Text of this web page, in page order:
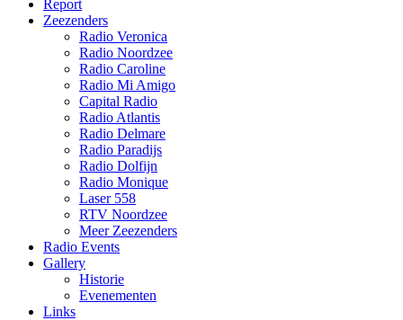
Report
Zeezenders
Radio Veronica
Radio Noordzee
Radio Caroline
Radio Mi Amigo
Capital Radio
Radio Atlantis
Radio Delmare
Radio Paradijs
Radio Dolfijn
Radio Monique
Laser 558
RTV Noordzee
Meer Zeezenders
Radio Events
Gallery
Historie
Evenementen
Links